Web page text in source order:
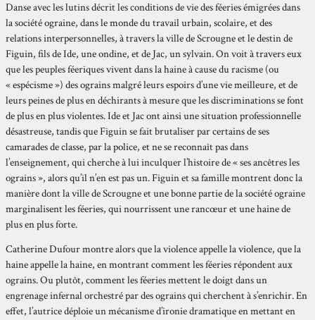
Danse avec les lutins décrit les conditions de vie des féeries émigrées dans
la société ograine, dans le monde du travail urbain, scolaire, et des
relations interpersonnelles, à travers la ville de Scrougne et le destin de
Figuin, fils de Ide, une ondine, et de Jac, un sylvain. On voit à travers eux
que les peuples féeriques vivent dans la haine à cause du racisme (ou
« espécisme ») des ograins malgré leurs espoirs d’une vie meilleure, et de
leurs peines de plus en déchirants à mesure que les discriminations se font
de plus en plus violentes. Ide et Jac ont ainsi une situation professionnelle
désastreuse, tandis que Figuin se fait brutaliser par certains de ses
camarades de classe, par la police, et ne se reconnaît pas dans
l’enseignement, qui cherche à lui inculquer l’histoire de « ses ancêtres les
ograins », alors qu’il n’en est pas un. Figuin et sa famille montrent donc la
manière dont la ville de Scrougne et une bonne partie de la société ograine
marginalisent les féeries, qui nourrissent une rancœur et une haine de
plus en plus forte.
Catherine Dufour montre alors que la violence appelle la violence, que la
haine appelle la haine, en montrant comment les féeries répondent aux
ograins. Ou plutôt, comment les féeries mettent le doigt dans un
engrenage infernal orchestré par des ograins qui cherchent à s’enrichir. En
effet, l’autrice déploie un mécanisme d’ironie dramatique en mettant en